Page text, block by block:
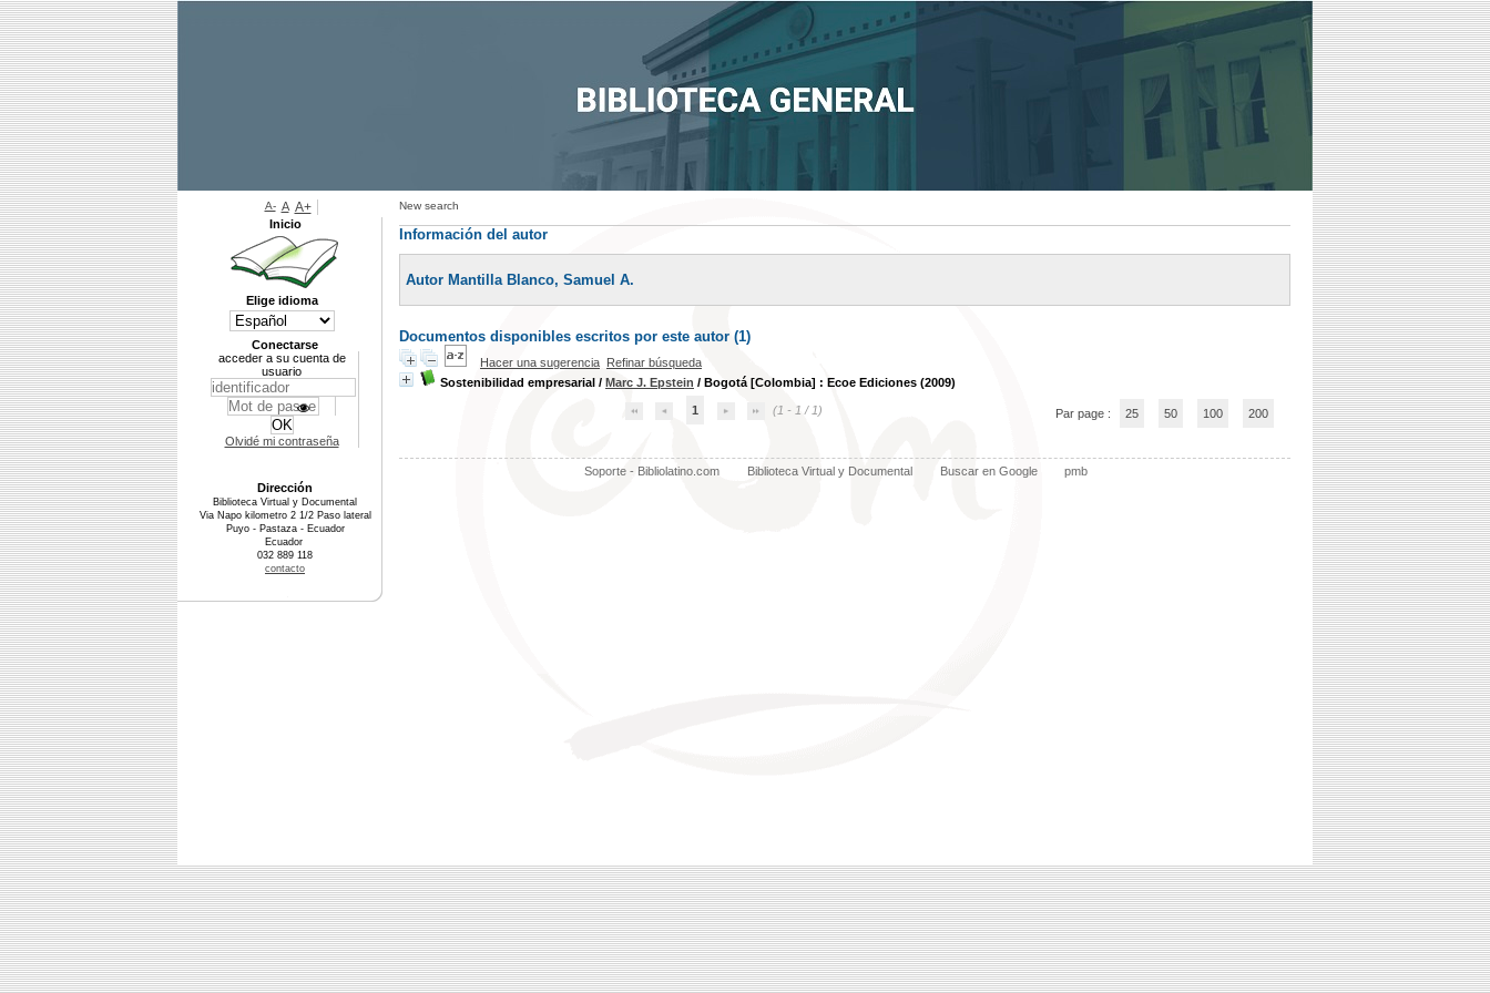
New search
Información del autor
Autor Mantilla Blanco, Samuel A.
Documentos disponibles escritos por este autor (1)
Hacer una sugerencia Refinar búsqueda
Sostenibilidad empresarial / Marc J. Epstein / Bogotá [Colombia] : Ecoe Ediciones (2009)
1 (1 - 1 / 1) Par page : 25 50 100 200
Soporte - Bibliolatino.com Biblioteca Virtual y Documental Buscar en Google pmb
A- A A+
Inicio
Elige idioma
Conectarse
acceder a su cuenta de
usuario
Olvidé mi contraseña
Dirección
Biblioteca Virtual y Documental
Via Napo kilometro 2 1/2 Paso lateral
Puyo - Pastaza - Ecuador
Ecuador
032 889 118
contacto